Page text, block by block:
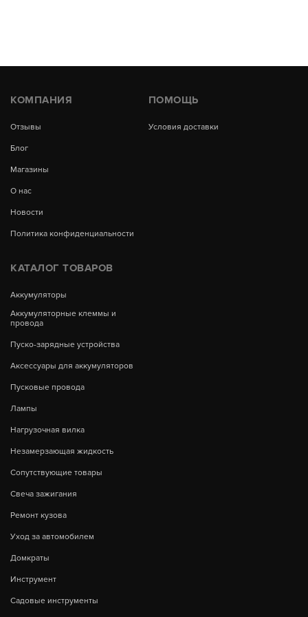
КОМПАНИЯ
Отзывы
Блог
Магазины
О нас
Новости
Политика конфиденциальности
ПОМОЩЬ
Условия доставки
КАТАЛОГ ТОВАРОВ
Аккумуляторы
Аккумуляторные клеммы и
провода
Пуско-зарядные устройства
Аксессуары для аккумуляторов
Пусковые провода
Лампы
Нагрузочная вилка
Незамерзающая жидкость
Сопутствующие товары
Свеча зажигания
Ремонт кузова
Уход за автомобилем
Домкраты
Инструмент
Садовые инструменты